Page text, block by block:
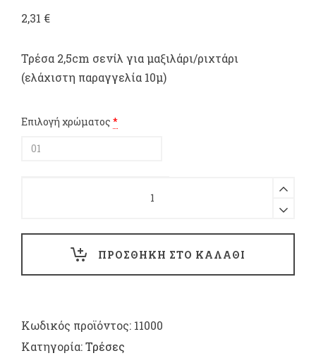
2,31 €
Τρέσα 2,5cm σενίλ για μαξιλάρι/ριχτάρι
(ελάχιστη παραγγελία 10μ)
Επιλογή χρώματος *
για
μαξιλάρι/
(ελάχιστη
quantity
ΠΡΟΣΘΗΚΗ ΣΤΟ ΚΑΛΑΘΙ
Κωδικός προϊόντος: 11000
Κατηγορία:Τρέσες